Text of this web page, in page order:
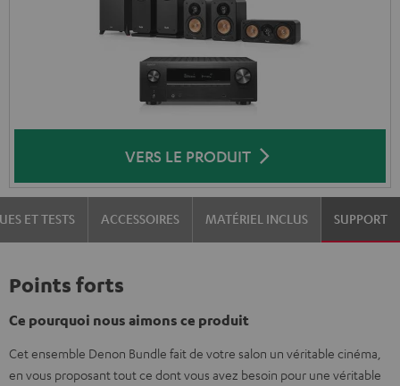
VERS LE PRODUIT
ET TESTS ACCESSOIRES MATÉRIEL INCLUS SUPPORT
Points forts
Ce pourquoi nous aimons ce produit
Cet ensemble Denon Bundle fait de votre salon un véritable cinéma,
en vous proposant tout ce dont vous avez besoin pour une véritable